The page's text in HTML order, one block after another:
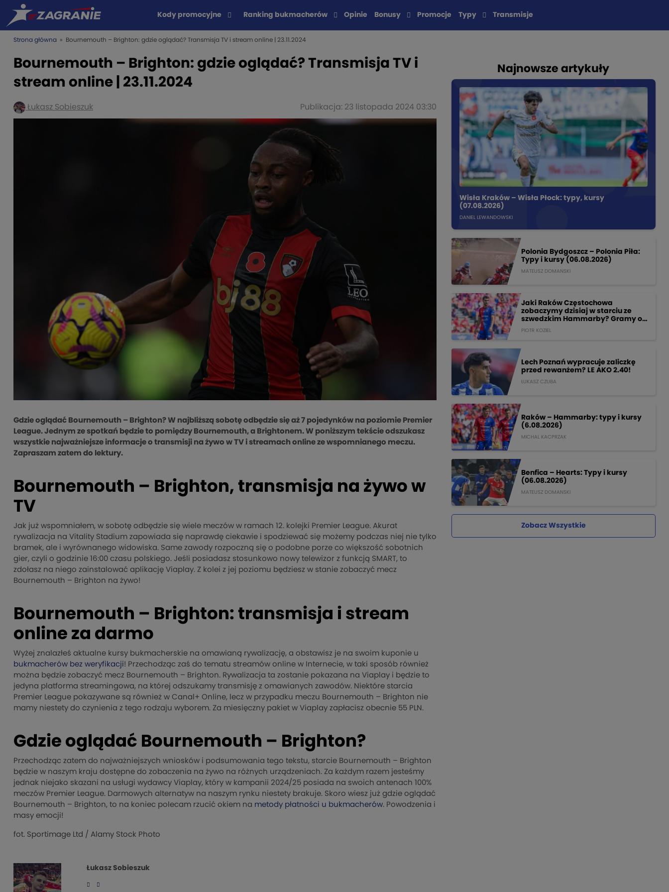
Kody promocyjne Ranking bukmacherów Opinie Bonusy Promocje Typy Transmisje
Strona główna » Bournemouth – Brighton: gdzie oglądać? Transmisja TV i stream online | 23.11.2024
Bournemouth – Brighton: gdzie oglądać? Transmisja TV i
stream online | 23.11.2024
Łukasz Sobieszuk Publikacja: 23 listopada 2024 03:30
Gdzie oglądać Bournemouth – Brighton? W najbliższą sobotę odbędzie się aż 7 pojedynków na poziomie Premier
League. Jednym ze spotkań będzie to pomiędzy Bournemouth, a Brightonem. W poniższym tekście odszukasz
wszystkie najważniejsze informacje o transmisji na żywo w TV i streamach online ze wspomnianego meczu.
Zapraszam zatem do lektury.
Bournemouth – Brighton, transmisja na żywo w
TV
Jak już wspomniałem, w sobotę odbędzie się wiele meczów w ramach 12. kolejki Premier League. Akurat
rywalizacja na Vitality Stadium zapowiada się naprawdę ciekawie i spodziewać się możemy podczas niej nie tylko
bramek, ale i wyrównanego widowiska. Same zawody rozpoczną się o podobne porze co większość sobotnich
gier, czyli o godzinie 16:00 czasu polskiego. Jeśli posiadasz stosunkowo nowy telewizor z funkcją SMART, to
zdołasz na niego zainstalować aplikację Viaplay. Z kolei z jej poziomu będziesz w stanie zobaczyć mecz
Bournemouth – Brighton na żywo!
Bournemouth – Brighton: transmisja i stream
online za darmo
Wyżej znalazłeś aktualne kursy bukmacherskie na omawianą rywalizację, a obstawisz je na swoim kuponie u
bukmacherów bez weryfikacji! Przechodząc zaś do tematu streamów online w Internecie, w taki sposób również
można będzie zobaczyć mecz Bournemouth – Brighton. Rywalizacja ta zostanie pokazana na Viaplay i będzie to
jedyna platforma streamingowa, na której odszukamy transmisję z omawianych zawodów. Niektóre starcia
Premier League pokazywane są również w Canal+ Online, lecz w przypadku meczu Bournemouth – Brighton nie
mamy niestety do czynienia z tego rodzaju wyborem. Za miesięczny pakiet w Viaplay zapłacisz obecnie 55 PLN.
Gdzie oglądać Bournemouth – Brighton?
Przechodząc zatem do najważniejszych wniosków i podsumowania tego tekstu, starcie Bournemouth – Brighton
będzie w naszym kraju dostępne do zobaczenia na żywo na różnych urządzeniach. Za każdym razem jesteśmy
jednak niejako skazani na usługi wydawcy Viaplay, który w kampanii 2024/25 posiada na swoich antenach 100%
meczów Premier League. Darmowych alternatyw na naszym rynku niestety brakuje. Skoro wiesz już gdzie oglądać
Bournemouth – Brighton, to na koniec polecam rzucić okiem na metody płatności u bukmacherów. Powodzenia i
masy emocji!
fot. Sportimage Ltd / Alamy Stock Photo
Łukasz Sobieszuk
Najnowsze artykuły
Wisła Kraków – Wisła Płock: typy, kursy
(07.08.2026)
DANIEL LEWANDOWSKI
Polonia Bydgoszcz – Polonia Piła:
Typy i kursy (06.08.2026)
MATEUSZ DOMANSKI
Jaki Raków Częstochowa
zobaczymy dzisiaj w starciu ze
szwedzkim Hammarby? Gramy o
PIOTR KOZIEL
Lech Poznań wypracuje zaliczkę
przed rewanżem? LE AKO 2.40!
ŁUKASZ CZUBA
Raków – Hammarby: typy i kursy
(6.08.2026)
MICHAL KACPRZAK
Benfica – Hearts: Typy i kursy
(06.08.2026)
MATEUSZ DOMANSKI
Zobacz Wszystkie